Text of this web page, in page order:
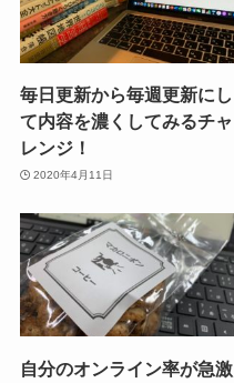
毎日更新から毎週更新にし
て内容を濃くしてみるチャ
レンジ！
2020年4月11日
自分のオンライン率が急激